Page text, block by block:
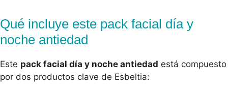
Qué incluye este pack facial día y
noche antiedad
Este pack facial día y noche antiedad está compuesto
por dos productos clave de Esbeltia: